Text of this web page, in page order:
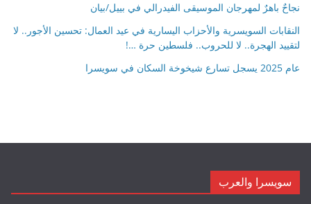
نجاحٌ باهرٌ لمهرجان الموسيقى الفيدرالي في بييل/بيان
النقابات السويسرية والأحزاب اليسارية في عيد العمال: تحسين الأجور.. لا
لتقييد الهجرة.. لا للحروب.. فلسطين حرة …!
عام 2025 يسجل تسارع شيخوخة السكان في سويسرا
سويسرا والعرب